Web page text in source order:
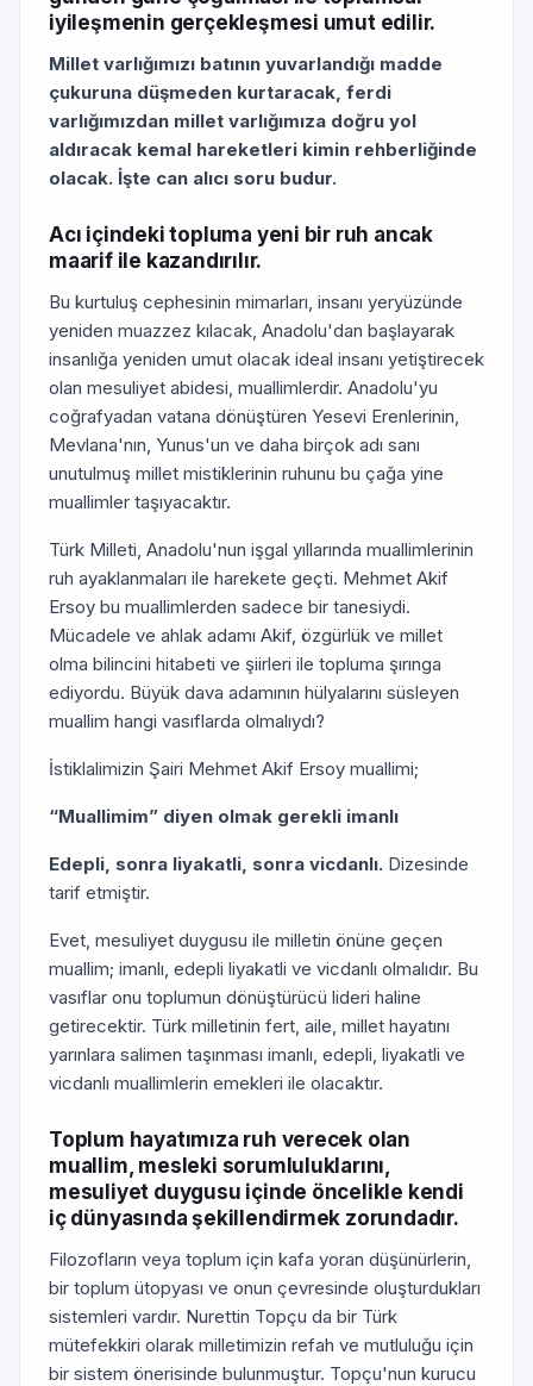
iyileşmenin gerçekleşmesi umut edilir.
Millet varlığımızı batının yuvarlandığı madde
çukuruna düşmeden kurtaracak, ferdi
varlığımızdan millet varlığımıza doğru yol
aldıracak kemal hareketleri kimin rehberliğinde
olacak. İşte can alıcı soru budur.
Acı içindeki topluma yeni bir ruh ancak
maarif ile kazandırılır.
Bu kurtuluş cephesinin mimarları, insanı yeryüzünde
yeniden muazzez kılacak, Anadolu'dan başlayarak
insanlığa yeniden umut olacak ideal insanı yetiştirecek
olan mesuliyet abidesi, muallimlerdir. Anadolu'yu
coğrafyadan vatana dönüştüren Yesevi Erenlerinin,
Mevlana'nın, Yunus'un ve daha birçok adı sanı
unutulmuş millet mistiklerinin ruhunu bu çağa yine
muallimler taşıyacaktır.
Türk Milleti, Anadolu'nun işgal yıllarında muallimlerinin
ruh ayaklanmaları ile harekete geçti. Mehmet Akif
Ersoy bu muallimlerden sadece bir tanesiydi.
Mücadele ve ahlak adamı Akif, özgürlük ve millet
olma bilincini hitabeti ve şiirleri ile topluma şırınga
ediyordu. Büyük dava adamının hülyalarını süsleyen
muallim hangi vasıflarda olmalıydı?
İstiklalimizin Şairi Mehmet Akif Ersoy muallimi;
“Muallimim” diyen olmak gerekli imanlı
Edepli, sonra liyakatli, sonra vicdanlı. Dizesinde
tarif etmiştir.
Evet, mesuliyet duygusu ile milletin önüne geçen
muallim; imanlı, edepli liyakatli ve vicdanlı olmalıdır. Bu
vasıflar onu toplumun dönüştürücü lideri haline
getirecektir. Türk milletinin fert, aile, millet hayatını
yarınlara salimen taşınması imanlı, edepli, liyakatli ve
vicdanlı muallimlerin emekleri ile olacaktır.
Toplum hayatımıza ruh verecek olan
muallim, mesleki sorumluluklarını,
mesuliyet duygusu içinde öncelikle kendi
iç dünyasında şekillendirmek zorundadır.
Filozofların veya toplum için kafa yoran düşünürlerin,
bir toplum ütopyası ve onun çevresinde oluşturdukları
sistemleri vardır. Nurettin Topçu da bir Türk
mütefekkiri olarak milletimizin refah ve mutluluğu için
bir sistem önerisinde bulunmuştur. Topçu'nun kurucu